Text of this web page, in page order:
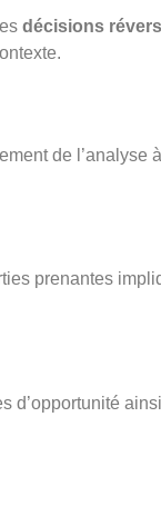
décisions
de l’analyse
prenantes
d’opportunité